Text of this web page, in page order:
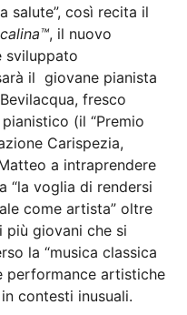
salute”, così recita il
, il nuovo
sviluppato
il giovane pianista
fresco
(il “Premio
Carispezia,
a intraprendere
“la voglia di rendersi
come artista” oltre
più giovani che si
la “musica classica
performance artistiche
contesti inusuali.